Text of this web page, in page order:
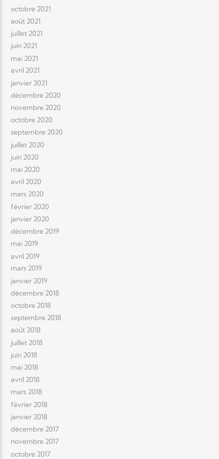
octobre 2021
août 2021
juillet 2021
juin 2021
mai 2021
avril 2021
janvier 2021
décembre 2020
novembre 2020
octobre 2020
septembre 2020
juillet 2020
juin 2020
mai 2020
avril 2020
mars 2020
février 2020
janvier 2020
décembre 2019
mai 2019
avril 2019
mars 2019
janvier 2019
décembre 2018
octobre 2018
septembre 2018
août 2018
juillet 2018
juin 2018
mai 2018
avril 2018
mars 2018
février 2018
janvier 2018
décembre 2017
novembre 2017
octobre 2017